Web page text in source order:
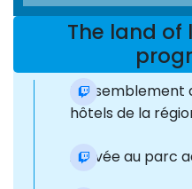
The land of
Rassemblement
hôtels de la
Arrivée au parc